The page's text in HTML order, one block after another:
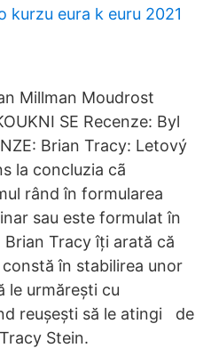
kurzu eura k euru 2021
Millman Moudrost
SE Recenze: Byl
Brian Tracy: Letový
la concluzia cã
rând în formularea
sau este formulat în
Tracy îți arată că
în stabilirea unor
le urmărești cu
reușești să le atingi de
Stein.